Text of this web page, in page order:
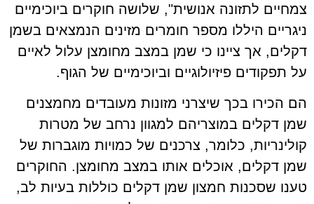
צמחיים לתזונה אנושית", שלושה חוקרים ביוכימיים
ניגריים היללו מספר חומרים מזינים הנמצאים בשמן
דקלים, אך ציינו כי שמן במצב מחומצן עלול לאיים
על תפקודים פיזיולוגיים וביוכימיים של הגוף.
הם הכירו בכך שיצרני מזונות מעובדים מחמצנים
שמן דקלים במוצריהם למגוון נרחב של מטרות
קולינריות, כלומר, צרכנים של כמויות מוגברות של
שמן דקלים, אוכלים אותו במצב מחומצן. החוקרים
טענו שסכנות חמצון שמן דקלים כוללות בעיות לב,